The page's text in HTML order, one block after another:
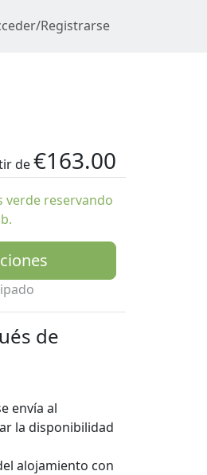
Registrarse
de€163.00
verde reservando
de
envía al
la disponibilidad
alojamiento con